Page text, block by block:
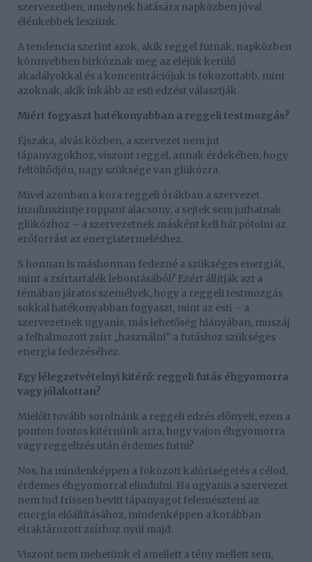
szervezetben, amelynek hatására napközben jóval
élénkebbek leszünk.
A tendencia szerint azok, akik reggel futnak, napközben
könnyebben birkóznak meg az eléjük kerülő
akadályokkal és a koncentrációjuk is fokozottabb, mint
azoknak, akik inkább az esti edzést választják.
Miért fogyaszt hatékonyabban a reggeli testmozgás?
Éjszaka, alvás közben, a szervezet nem jut
tápanyagokhoz, viszont reggel, annak érdekében, hogy
feltöltődjön, nagy szüksége van glükózra.
Mivel azonban a kora reggeli órákban a szervezet
inzulinszintje roppant alacsony, a sejtek sem juthatnak
glükózhoz – a szervezetnek másként kell hát pótolni az
erőforrást az energiatermeléshez.
S honnan is máshonnan fedezné a szükséges energiát,
mint a zsírtartalék lebontásából? Ezért állítják azt a
témában járatos személyek, hogy a reggeli testmozgás
sokkal hatékonyabban fogyaszt, mint az esti – a
szervezetnek ugyanis, más lehetőség hiányában, muszáj
a felhalmozott zsírt „használni” a futáshoz szükséges
energia fedezéséhez.
Egy lélegzetvételnyi kitérő: reggeli futás éhgyomorra
vagy jólakottan?
Mielőtt tovább sorolnánk a reggeli edzés előnyeit, ezen a
ponton fontos kitérnünk arra, hogy vajon éhgyomorra
vagy reggelizés után érdemes futni?
Nos, ha mindenképpen a fokozott kalóriaégetés a célod,
érdemes éhgyomorral elindulni. Ha ugyanis a szervezet
nem tud frissen bevitt tápanyagot felemészteni az
energia előállításához, mindenképpen a korábban
elraktározott zsírhoz nyúl majd.
Viszont nem mehetünk el amellett a tény mellett sem,